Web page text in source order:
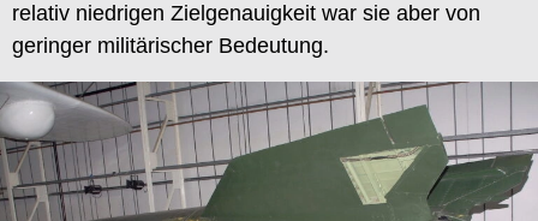
relativ niedrigen Zielgenauigkeit war sie aber von
geringer militärischer Bedeutung.